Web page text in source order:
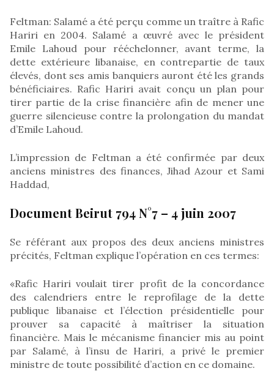
Feltman: Salamé a été perçu comme un traître à Rafic
Hariri en 2004. Salamé a œuvré avec le président
Emile Lahoud pour rééchelonner, avant terme, la
dette extérieure libanaise, en contrepartie de taux
élevés, dont ses amis banquiers auront été les grands
bénéficiaires. Rafic Hariri avait conçu un plan pour
tirer partie de la crise financière afin de mener une
guerre silencieuse contre la prolongation du mandat
d’Emile Lahoud.
L’impression de Feltman a été confirmée par deux
anciens ministres des finances, Jihad Azour et Sami
Haddad,
Document Beirut 794 N°7 – 4 juin 2007
Se référant aux propos des deux anciens ministres
précités, Feltman explique l’opération en ces termes:
«Rafic Hariri voulait tirer profit de la concordance
des calendriers entre le reprofilage de la dette
publique libanaise et l’élection présidentielle pour
prouver sa capacité à maîtriser la situation
financière. Mais le mécanisme financier mis au point
par Salamé, à l’insu de Hariri, a privé le premier
ministre de toute possibilité d’action en ce domaine.